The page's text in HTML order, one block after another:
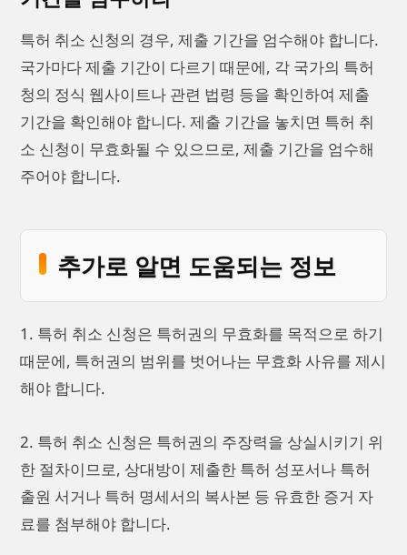
특허 취소 신청의 경우, 제출 기간을 엄수해야 합니다.
국가마다 제출 기간이 다르기 때문에, 각 국가의 특허
청의 정식 웹사이트나 관련 법령 등을 확인하여 제출
기간을 확인해야 합니다. 제출 기간을 놓치면 특허 취
소 신청이 무효화될 수 있으므로, 제출 기간을 엄수해
주어야 합니다.
추가로 알면 도움되는 정보
1. 특허 취소 신청은 특허권의 무효화를 목적으로 하기
때문에, 특허권의 범위를 벗어나는 무효화 사유를 제시
해야 합니다.
2. 특허 취소 신청은 특허권의 주장력을 상실시키기 위
한 절차이므로, 상대방이 제출한 특허 성포서나 특허
출원 서거나 특허 명세서의 복사본 등 유효한 증거 자
료를 첨부해야 합니다.